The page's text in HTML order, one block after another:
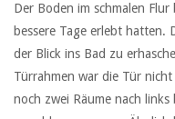
Der Boden im schmalen
bessere Tage erlebt
der Blick ins Bad zu
Türrahmen war die Tür
noch zwei Räume nach